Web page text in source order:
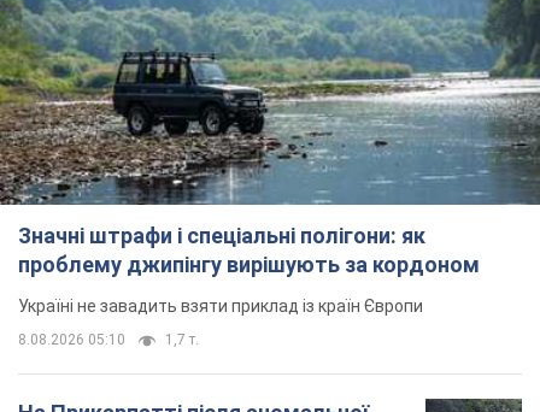
Значні штрафи і спеціальні полігони: як
проблему джипінгу вирішують за кордоном
Україні не завадить взяти приклад із країн Європи
8.08.2026 05:10 1,7 т.